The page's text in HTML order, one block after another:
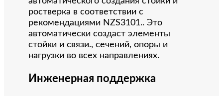
ростверка в соответствии с
рекомендациями NZS3101.. Это
автоматически создаст элементы
стойки и связи., сечений, опоры и
нагрузки во всех направлениях.
Инженерная поддержка